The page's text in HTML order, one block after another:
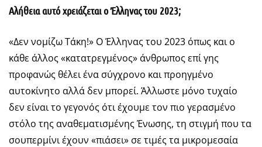
Αλήθεια αυτό χρειάζεται ο Έλληνας του 2023;
«Δεν νομίζω Τάκη!» Ο Έλληνας του 2023 όπως και ο
κάθε άλλος «κατατρεγμένος» άνθρωπος επί γης
προφανώς θέλει ένα σύγχρονο και προηγμένο
αυτοκίνητο αλλά δεν μπορεί. Άλλωστε μόνο τυχαίο
δεν είναι το γεγονός ότι έχουμε τον πιο γερασμένο
στόλο της αναθεματισμένης Ένωσης, τη στιγμή που τα
σουπερμίνι έχουν «πιάσει» σε τιμές τα μικρομεσαία